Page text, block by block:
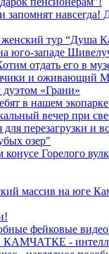
навсегда!
тур “Душа
юго-западе
отдать его в
и оживающий
«Грани»
в нашем
вечер при
перезагрузки и
озер"
Горелого
массив на юге
фейковые
-